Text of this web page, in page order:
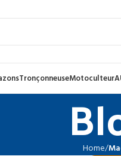
TronçonneuseMotoculteur
Home